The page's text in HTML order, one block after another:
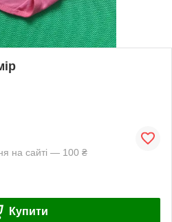
на сайті — 100 ₴
Купити